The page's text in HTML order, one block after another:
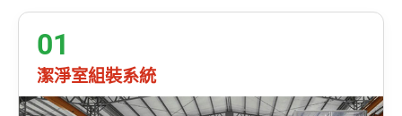
01
潔淨室組裝系統潔淨室組裝系統
精密組裝整合